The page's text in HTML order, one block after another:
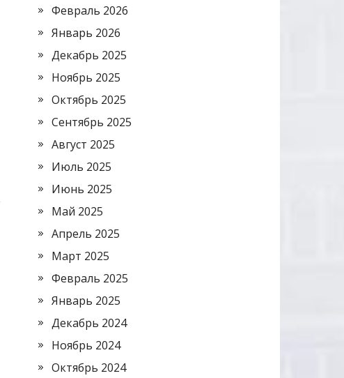
Февраль 2026
Январь 2026
Декабрь 2025
Ноябрь 2025
Октябрь 2025
Сентябрь 2025
Август 2025
Июль 2025
Июнь 2025
Май 2025
Апрель 2025
Март 2025
Февраль 2025
Январь 2025
Декабрь 2024
Ноябрь 2024
Октябрь 2024